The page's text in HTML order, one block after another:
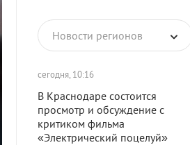
Новости регионов
сегодня, 10:16
В Краснодаре состоится
просмотр и обсуждение с
критиком фильма
«Электрический поцелуй»